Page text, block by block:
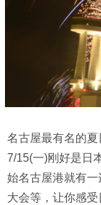
名古屋最有名的夏
7/15(一)刚好是日
始名古屋港就有
大会等，让你感受